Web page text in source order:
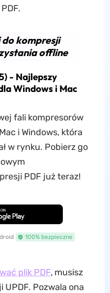
do kompresji
offline
- Najlepszy
Windows i Mac
fali kompresorów
i Windows, która
w rynku. Pobierz go
PDF już teraz!
darmo
100% bezpieczne
plik PDF, musisz
Pozwala ona